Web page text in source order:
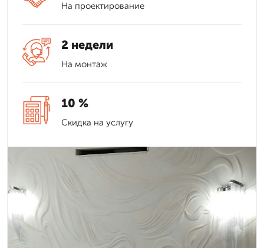
На проектирование
2 недели
На монтаж
10 %
Скидка на услугу